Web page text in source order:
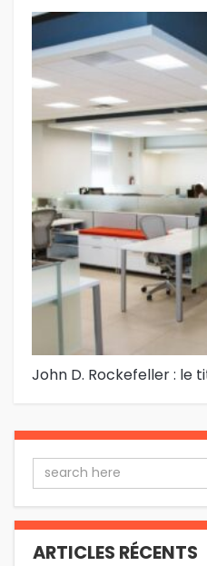
John D. Rockefeller : le
ARTICLES RÉCENTS